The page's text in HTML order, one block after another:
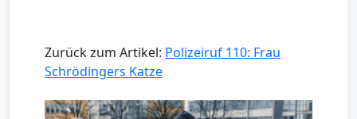
Zurück zum Artikel: Polizeiruf 110: Frau
Schrödingers Katze